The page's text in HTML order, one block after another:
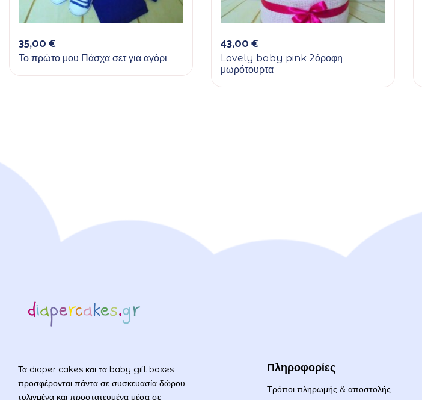
35,00€
Το πρώτο μου Πάσχα σετ για αγόρι
43,00€
Lovely baby pink 2όροφη
μωρότουρτα
Τα diaper cakes και τα baby gift boxes
προσφέρονται πάντα σε συσκευασία δώρου
τυλιγμένα και προστατευμένα μέσα σε
Πληροφορίες
Τρόποι πληρωμής & αποστολής